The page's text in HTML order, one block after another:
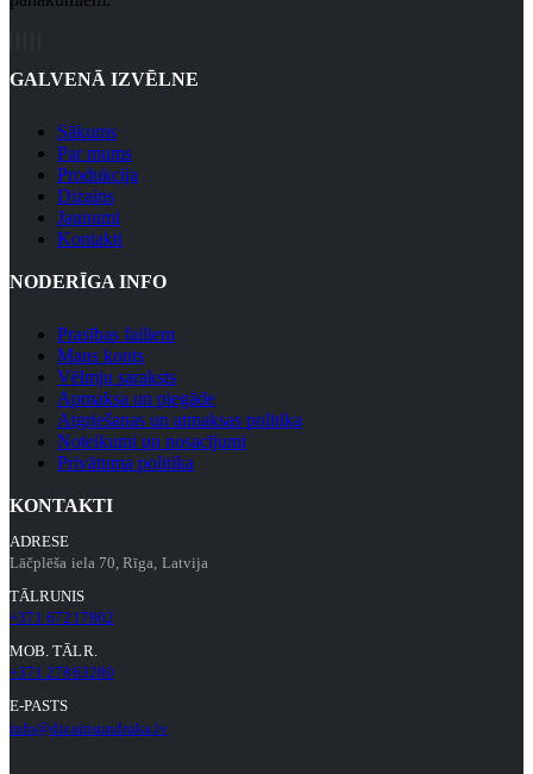
GALVENĀ IZVĒLNE
Sākums
Par mums
Produkcija
Dizains
Jaunumi
Kontakti
NODERĪGA INFO
Prasības failiem
Mans konts
Vēlmju saraksts
Apmaksa un piegāde
Atgriešanas un atmaksas politika
Noteikumi un nosacījumi
Privātuma politika
KONTAKTI
ADRESE
Lāčplēša iela 70, Rīga, Latvija
TĀLRUNIS
+371 67217802
MOB. TĀLR.
+371 27863280
E-PASTS
info@dizainsundruka.lv